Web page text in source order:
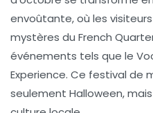
envoûtante, où les
mystères du French
événements tels que le
Experience. Ce festival de
seulement Halloween,